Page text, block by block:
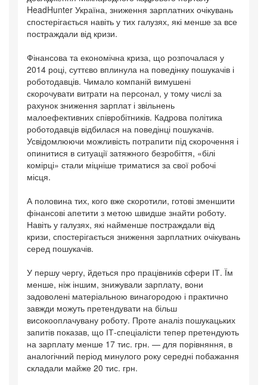
HeadHunter Україна, зниження зарплатних очікувань
спостерігається навіть у тих галузях, які менше за все
постраждали від кризи.
Фінансова та економічна криза, що розпочалася у
2014 році, суттєво вплинула на поведінку пошукачів і
роботодавців. Чимало компаній вимушені
скорочувати витрати на персонал, у тому числі за
рахунок зниження зарплат і звільнень
малоефективних співробітників. Кадрова політика
роботодавців відбилася на поведінці пошукачів.
Усвідомлюючи можливість потрапити під скорочення і
опинитися в ситуації затяжного безробіття, «білі
комірці» стали міцніше триматися за свої робочі
місця.
А половина тих, кого вже скоротили, готові зменшити
фінансові апетити з метою швидше знайти роботу.
Навіть у галузях, які найменше постраждали від
кризи, спостерігається зниження зарплатних очікувань
серед пошукачів.
У першу чергу, йдеться про працівників сфери ІТ. Їм
менше, ніж іншим, знижували зарплату, вони
задоволені матеріальною винагородою і практично
завжди можуть претендувати на більш
високооплачувану роботу. Проте аналіз пошукацьких
запитів показав, що ІТ-спеціалісти тепер претендують
на зарплату менше 17 тис. грн. — для порівняння, в
аналогічний період минулого року середні побажання
складали майже 20 тис. грн.